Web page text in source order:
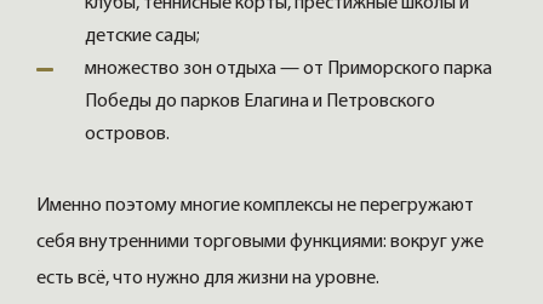
детские сады;
множество зон отдыха — от Приморского парка
Победы до парков Елагина и Петровского
островов.
Именно поэтому многие комплексы не перегружают
себя внутренними торговыми функциями: вокруг уже
есть всё, что нужно для жизни на уровне.